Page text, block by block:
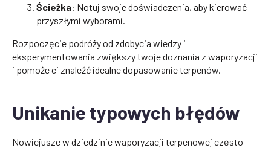
Ścieżka: Notuj swoje doświadczenia, aby kierować
przyszłymi wyborami.
Rozpoczęcie podróży od zdobycia wiedzy i
eksperymentowania zwiększy twoje doznania z waporyzacji
i pomoże ci znaleźć idealne dopasowanie terpenów.
Unikanie typowych błędów
Nowicjusze w dziedzinie waporyzacji terpenowej często